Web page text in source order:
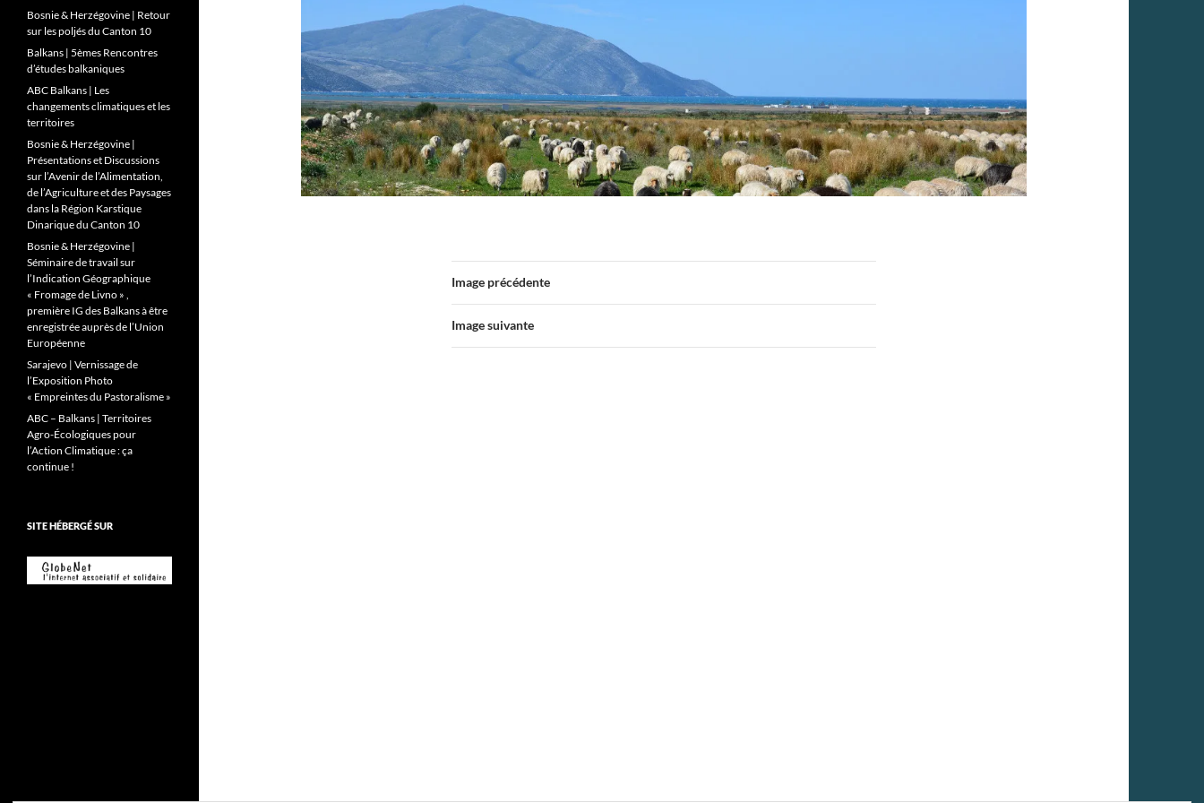
Image précédente
Image suivante
Bosnie & Herzégovine | Retour
sur les poljés du Canton 10
Balkans | 5èmes Rencontres
d’études balkaniques
ABC Balkans | Les
changements climatiques et les
territoires
Bosnie & Herzégovine |
Présentations et Discussions
sur l’Avenir de l’Alimentation,
de l’Agriculture et des Paysages
dans la Région Karstique
Dinarique du Canton 10
Bosnie & Herzégovine |
Séminaire de travail sur
l’Indication Géographique
« Fromage de Livno » ,
première IG des Balkans à être
enregistrée auprès de l’Union
Européenne
Sarajevo | Vernissage de
l’Exposition Photo
« Empreintes du Pastoralisme »
ABC – Balkans | Territoires
Agro-Écologiques pour
l’Action Climatique : ça
continue !
SITE HÉBERGÉ SUR